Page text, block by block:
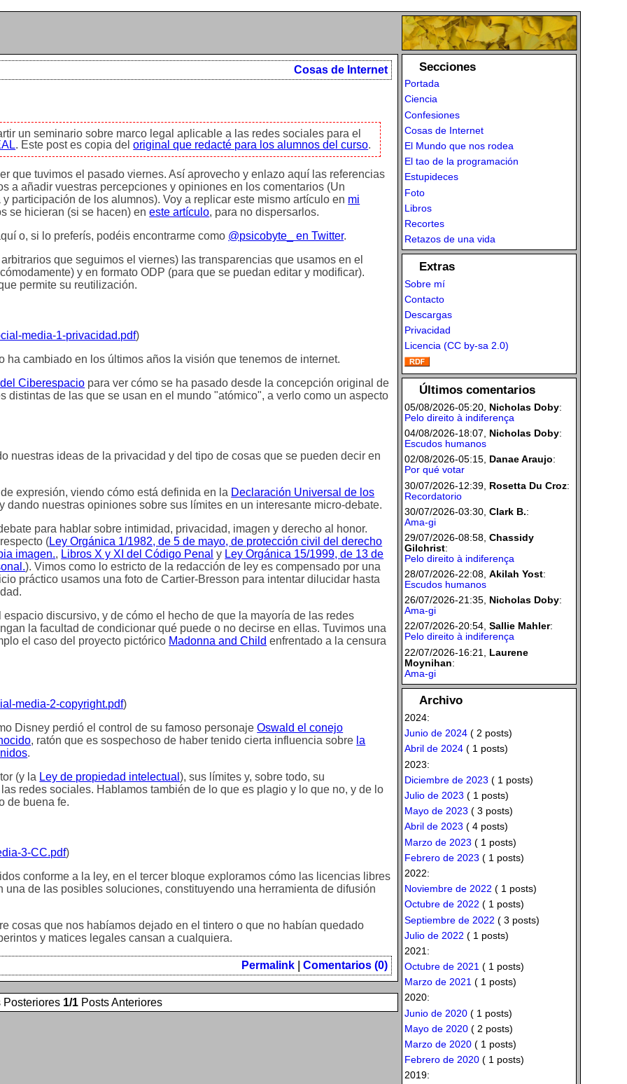
Cosas de Internet
un seminario sobre marco legal aplicable a las redes sociales para el
. Este post es copia deloriginal que redacté para los alumnos del curso.
que tuvimos el pasado viernes. Así aprovecho y enlazo aquí las referencias
a añadir vuestras percepciones y opiniones en los comentarios (Un
participación de los alumnos). Voy a replicar este mismo artículo en mi
se hicieran (si se hacen) eneste artículo, para no dispersarlos.
o, si lo preferís, podéis encontrarme como @psicobyte_ en Twitter.
que seguimos el viernes) las transparencias que usamos en el
y en formato ODP (para que se puedan editar y modificar).
permite su reutilización.
media-1-privacidad.pdf)
cambiado en los últimos años la visión que tenemos de internet.
Ciberespacio para ver cómo se ha pasado desde la concepción original de
distintas de las que se usan en el mundo "atómico", a verlo como un aspecto
nuestras ideas de la privacidad y del tipo de cosas que se pueden decir en
expresión, viendo cómo está definida en la Declaración Universal de los
dando nuestras opiniones sobre sus límites en un interesante micro-debate.
para hablar sobre intimidad, privacidad, imagen y derecho al honor.
(Ley Orgánica 1/1982, de 5 de mayo, de protección civil del derecho
imagen., Libros X y XI del Código Penal y Ley Orgánica 15/1999, de 13 de
). Vimos como lo estricto de la redacción de ley es compensado por una
práctico usamos una foto de Cartier-Bresson para intentar dilucidar hasta
discursivo, y de cómo el hecho de que la mayoría de las redes
la facultad de condicionar qué puede o no decirse en ellas. Tuvimos una
el caso del proyecto pictórico Madonna and Child enfrentado a la censura
media-2-copyright.pdf)
Disney perdió el control de su famoso personajeOswald el conejo
, ratón que es sospechoso de haber tenido cierta influencia sobre la
.
(y la Ley de propiedad intelectual), sus límites y, sobre todo, su
redes sociales. Hablamos también de lo que es plagio y lo que no, y de lo
de buena fe.
3-CC.pdf)
conforme a la ley, en el tercer bloque exploramos cómo las licencias libres
una de las posibles soluciones, constituyendo una herramienta de difusión
cosas que nos habíamos dejado en el tintero o que no habían quedado
y matices legales cansan a cualquiera.
Permalink Comentarios (0)
Posteriores 1/1 Posts Anteriores
Secciones
Portada
Ciencia
Confesiones
Cosas de Internet
El Mundo que nos rodea
El tao de la programación
Estupideces
Foto
Libros
Recortes
Retazos de una vida
Extras
Sobre mí
Contacto
Descargas
Privacidad
Licencia (CC by-sa 2.0)
Últimos comentarios
05/08/2026-05:20, Nicholas Doby:
Pelo direito à indiferença
04/08/2026-18:07, Nicholas Doby:
Escudos humanos
02/08/2026-05:15, Danae Araujo:
Por qué votar
30/07/2026-12:39, Rosetta Du Croz:
Recordatorio
30/07/2026-03:30, Clark B.:
Ama-gi
29/07/2026-08:58, Chassidy
Gilchrist:
Pelo direito à indiferença
28/07/2026-22:08, Akilah Yost:
Escudos humanos
26/07/2026-21:35, Nicholas Doby:
Ama-gi
22/07/2026-20:54, Sallie Mahler:
Pelo direito à indiferença
22/07/2026-16:21, Laurene
Moynihan:
Ama-gi
Archivo
2024:
Junio de 2024( 2 posts)
Abril de 2024( 1 posts)
2023:
Diciembre de 2023 ( 1 posts)
Julio de 2023 ( 1 posts)
Mayo de 2023 ( 3 posts)
Abril de 2023 ( 4 posts)
Marzo de 2023 ( 1 posts)
Febrero de 2023 ( 1 posts)
2022:
Noviembre de 2022 ( 1 posts)
Octubre de 2022 ( 1 posts)
Septiembre de 2022 ( 3 posts)
Julio de 2022 ( 1 posts)
2021:
Octubre de 2021 ( 1 posts)
Marzo de 2021( 1 posts)
2020:
Junio de 2020( 1 posts)
Mayo de 2020( 2 posts)
Marzo de 2020( 1 posts)
Febrero de 2020( 1 posts)
2019: